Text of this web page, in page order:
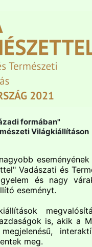
formában"
Világkiállításon
eseményének
Vadászati és
és nagy
eseményt.
is, akik a
meg.